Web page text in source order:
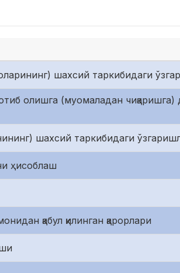
шахсий таркибидаги
олишга (муомаладан
шахсий таркибидаги
ҳисоблаш
қабул қилинган қарорлари